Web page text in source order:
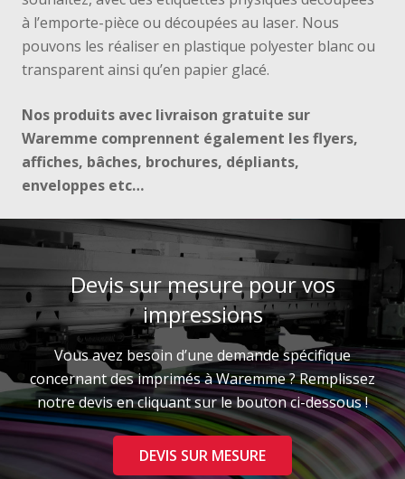
à l’emporte-pièce ou découpées au laser. Nous
pouvons les réaliser en plastique polyester blanc ou
transparent ainsi qu’en papier glacé.
Nos produits avec livraison gratuite sur
Waremme comprennent également les flyers,
affiches, bâches, brochures, dépliants,
enveloppes etc…
Devis sur mesure pour vos
impressions
Vous avez besoin d’une demande spécifique
concernant des imprimés à Waremme ? Remplissez
notre devis en cliquant sur le bouton ci-dessous !
DEVIS SUR MESURE